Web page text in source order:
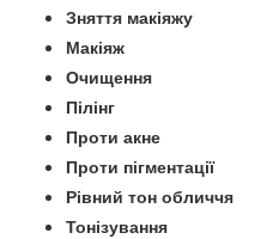
Зняття макіяжу
Макіяж
Очищення
Пілінг
Проти акне
Проти пігментації
Рівний тон обличчя
Тонізування